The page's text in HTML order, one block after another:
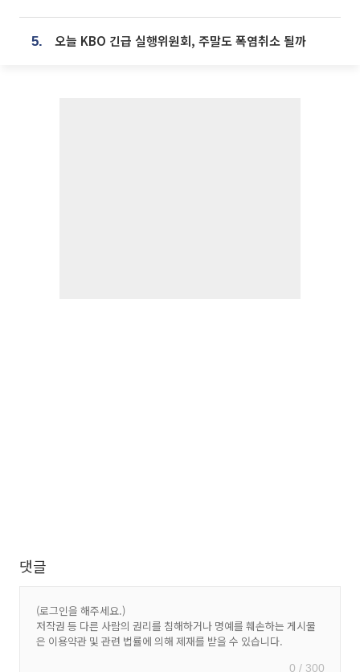
5. 오늘 KBO 긴급 실행위원회, 주말도 폭염취소 될까
댓글
0 / 300